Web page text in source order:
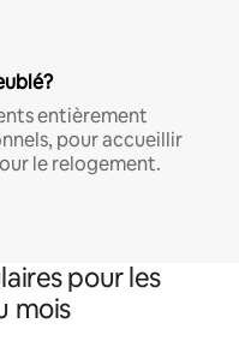
entièrement
pour accueillir
le relogement.
pour les
mois